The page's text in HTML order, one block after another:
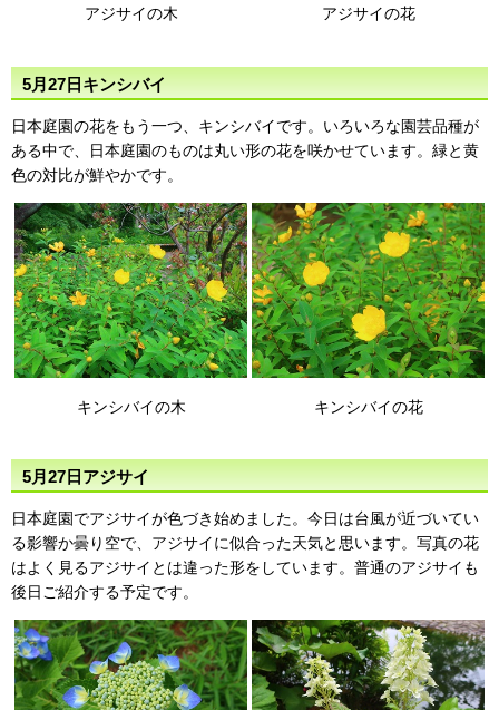
アジサイの木 アジサイの花
5月27日キンシバイ
日本庭園の花をもう一つ、キンシバイです。いろいろな園芸品種が
ある中で、日本庭園のものは丸い形の花を咲かせています。緑と黄
色の対比が鮮やかです。
キンシバイの木 キンシバイの花
5月27日アジサイ
日本庭園でアジサイが色づき始めました。今日は台風が近づいてい
る影響か曇り空で、アジサイに似合った天気と思います。写真の花
はよく見るアジサイとは違った形をしています。普通のアジサイも
後日ご紹介する予定です。